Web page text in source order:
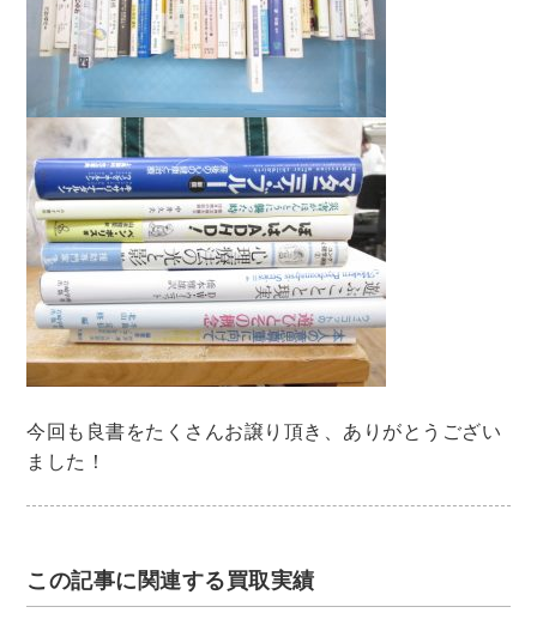
洋書
英語洋書
その他
その他
木版画・浮世絵
木版画・浮世絵
今回も良書をたくさんお譲り頂き、ありがとうござい
ました！
この記事に関連する買取実績